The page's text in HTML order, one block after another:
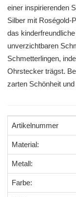
einer inspirierenden
Silber mit Roségold-
das
unverzichtbaren
Schmetterlingen,
Ohrstecker trägst.
zarten Schönheit
Artikelnummer
Material:
Metall:
Farbe: